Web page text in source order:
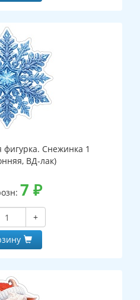
Снежинка 1
ВД-лак)
7 ₽
+